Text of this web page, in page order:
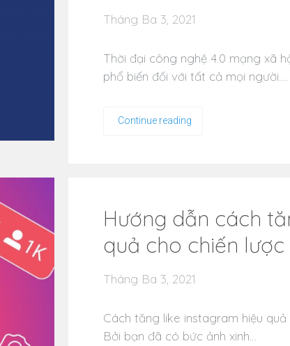
Tháng Ba 3, 2021
Thời đại công nghệ 4.0 mạng xã
phổ biến đối với tất cả mọi người.…
Continue reading
Hướng dẫn cách
quả cho chiến
Tháng Ba 3, 2021
Cách tăng like instagram hiệu
Bởi bạn đã có bức ảnh xinh…